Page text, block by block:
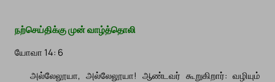
நற்செய்திக்கு முன் வாழ்த்தொலி
யோவா 14: 6
அல்லேலூயா, அல்லேலூயா! ஆண்டவர் கூறுகிறார்: வழியும்